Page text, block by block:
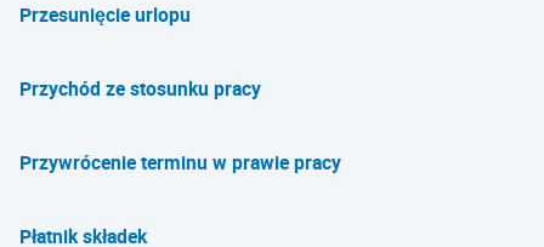
Przesunięcie urlopu
Przychód ze stosunku pracy
Przywrócenie terminu w prawie pracy
Płatnik składek